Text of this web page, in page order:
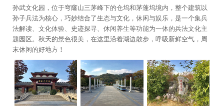
孙武文化园，位于穹窿山三茅峰下的仓坞和茅蓬坞境内，整个建筑以
孙子兵法为核心，巧妙结合了生态与文化，休闲与娱乐，是一个集兵
法解读、文化体验、史迹探寻、休闲养生等功能为一体的兵法文化主
题园区。秋天的景色很美，在这里沿着湖边散步，呼吸新鲜空气，周
末休闲的好地方！